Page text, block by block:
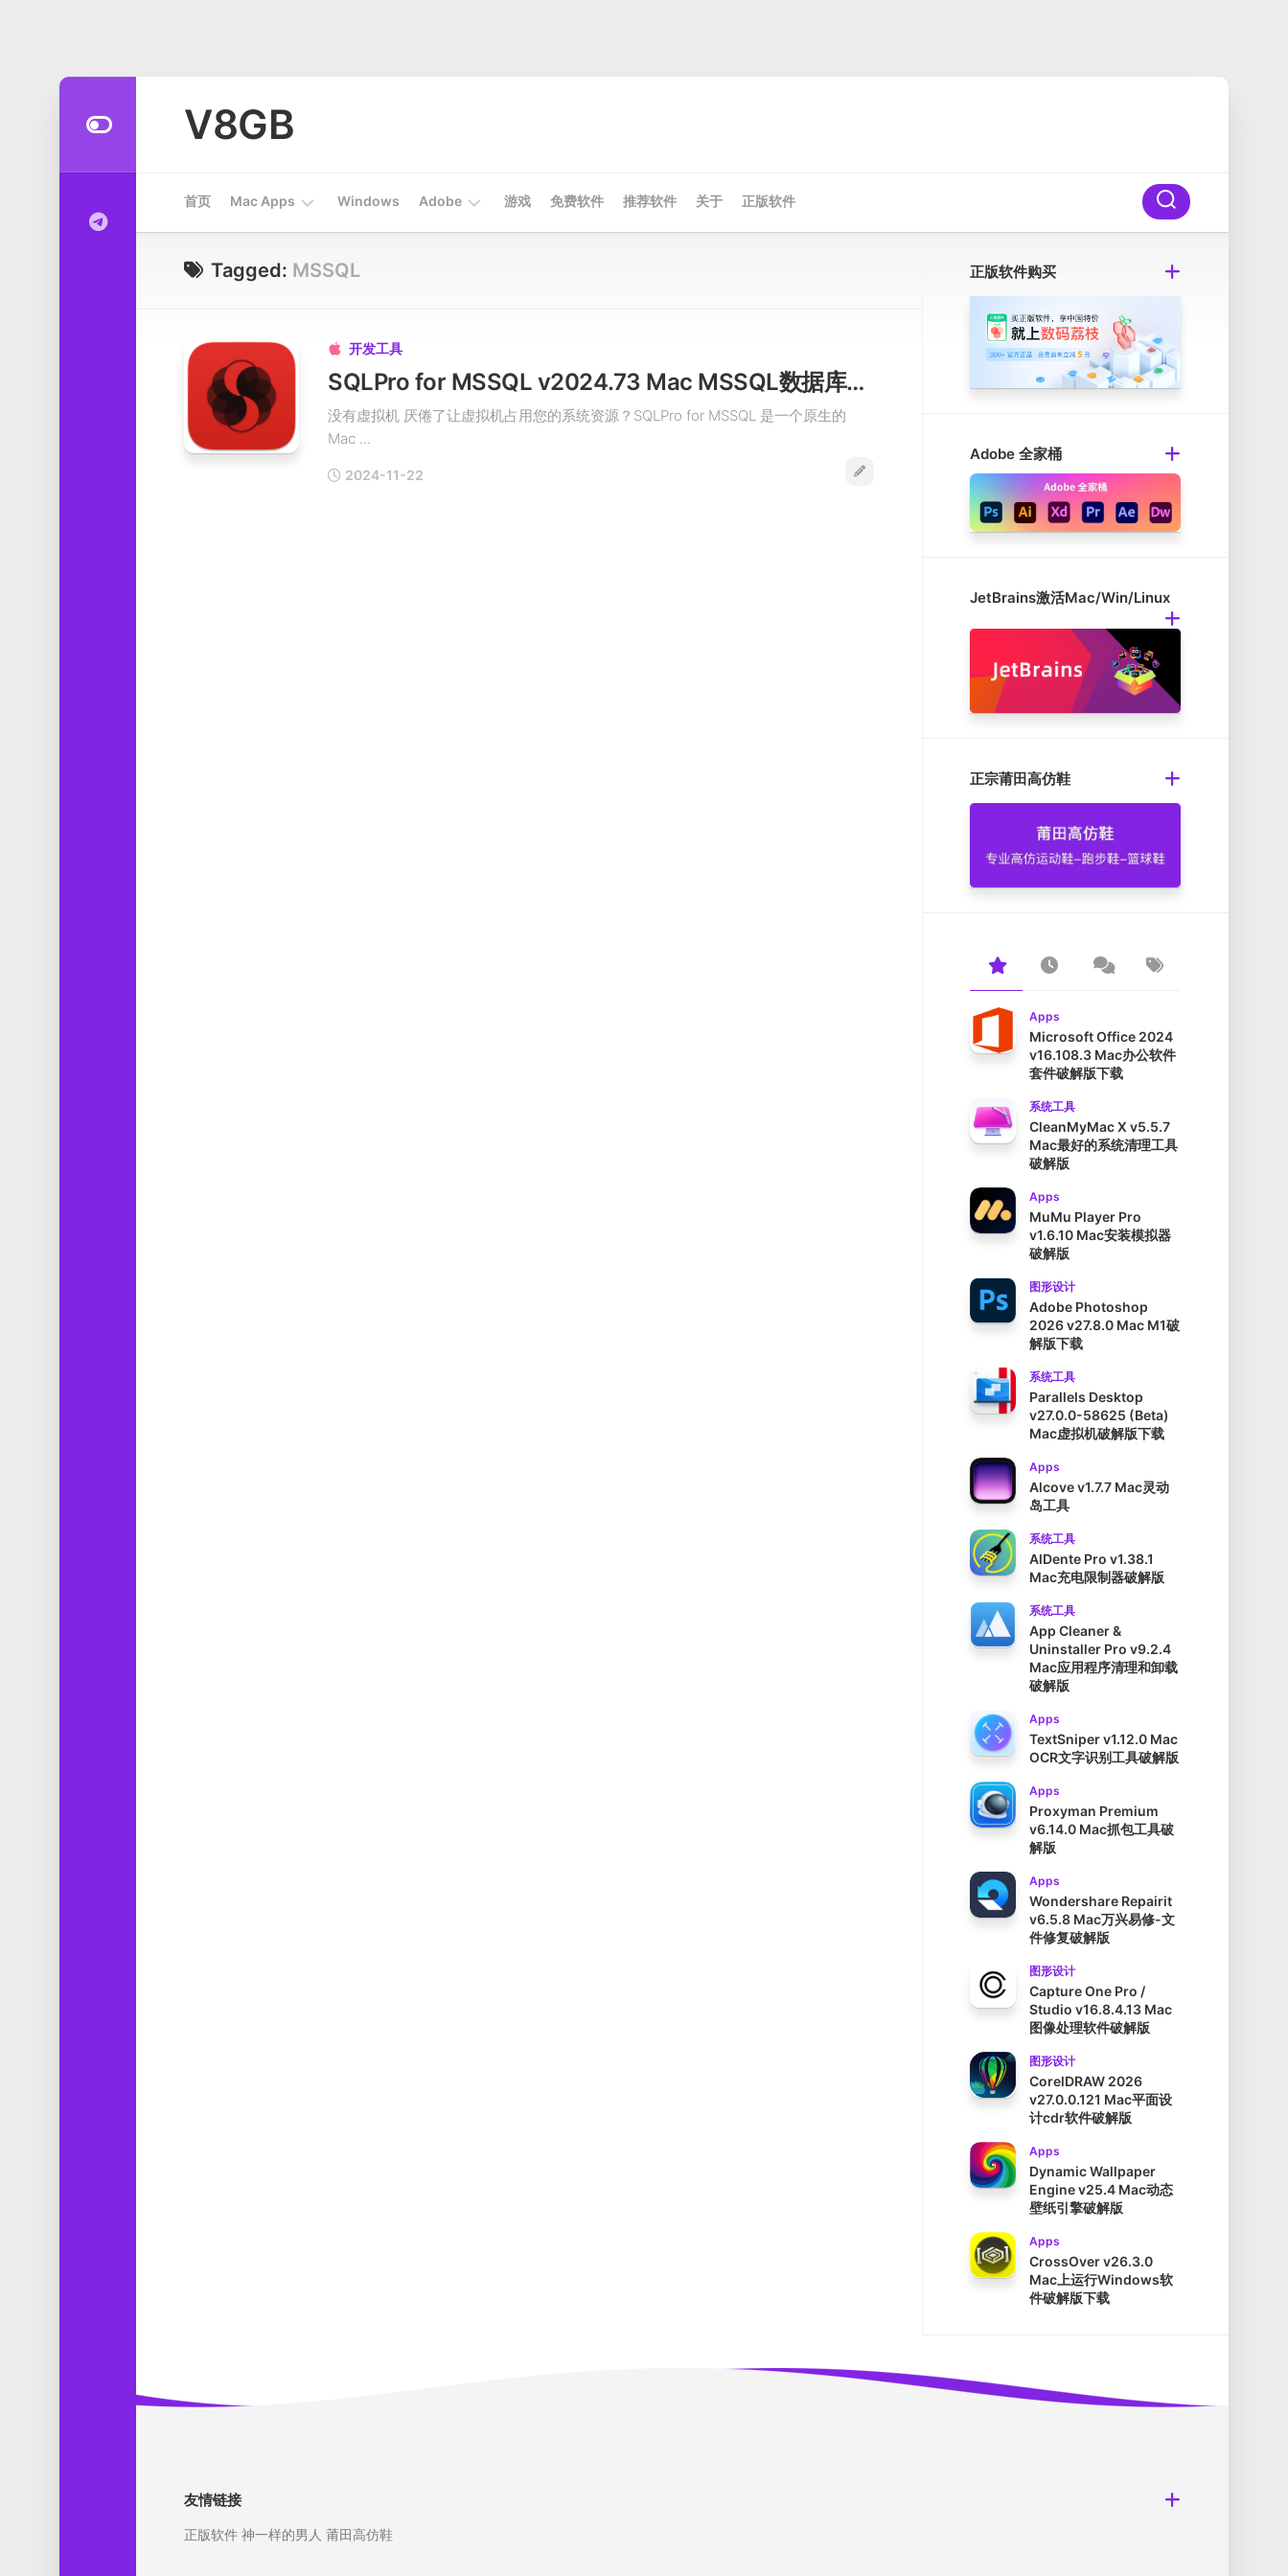
V8GB
首页 Mac Apps
Apps
工
具
系
统
具
Windows Adobe 游戏 免费软件 推荐软件 关于 正版软件
Tagged: MSSQL
 开发工具
SQLPro for MSSQL v2024.73 Mac MSSQL数据库客户端
没有虚拟机 厌倦了让虚拟机占用您的系统资源？SQLPro for MSSQL 是一个原生的
Mac ...
2024-11-22
正版软件购买
Adobe 全家桶
JetBrains激活Mac/Win/Linux
正宗莆田高仿鞋
Apps
Microsoft Office 2024
v16.108.3 Mac办公软件
套件破解版下载
系统工具
CleanMyMac X v5.5.7
Mac最好的系统清理工具
破解版
Apps
MuMu Player Pro
v1.6.10 Mac安装模拟器
破解版
图形设计
Adobe Photoshop
2026 v27.8.0 Mac M1破
解版下载
系统工具
Parallels Desktop
v27.0.0-58625 (Beta)
Mac虚拟机破解版下载
Apps
Alcove v1.7.7 Mac灵动
岛工具
系统工具
AlDente Pro v1.38.1
Mac充电限制器破解版
系统工具
App Cleaner &
Uninstaller Pro v9.2.4
Mac应用程序清理和卸载
破解版
Apps
TextSniper v1.12.0 Mac
OCR文字识别工具破解版
Apps
Proxyman Premium
v6.14.0 Mac抓包工具破
解版
Apps
Wondershare Repairit
v6.5.8 Mac万兴易修-文
件修复破解版
图形设计
Capture One Pro /
Studio v16.8.4.13 Mac
图像处理软件破解版
图形设计
CorelDRAW 2026
v27.0.0.121 Mac平面设
计cdr软件破解版
Apps
Dynamic Wallpaper
Engine v25.4 Mac动态
壁纸引擎破解版
Apps
CrossOver v26.3.0
Mac上运行Windows软
件破解版下载
友情链接
正版软件 神一样的男人 莆田高仿鞋